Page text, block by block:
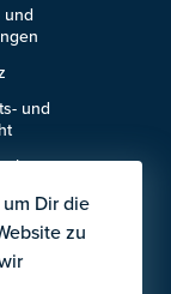
und
und
Dir die
zu